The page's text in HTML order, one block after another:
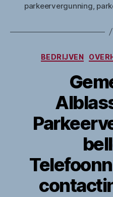
parkeervergunning
BEDRIJVEN